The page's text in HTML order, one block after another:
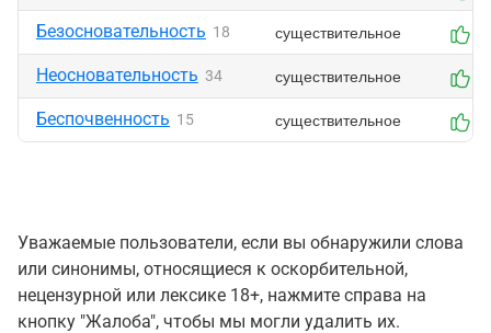
Безосновательность 18 существительное
Неосновательность 34 существительное
Беспочвенность 15 существительное
Уважаемые пользователи, если вы обнаружили слова
или синонимы, относящиеся к оскорбительной,
нецензурной или лексике 18+, нажмите справа на
кнопку "Жалоба", чтобы мы могли удалить их.